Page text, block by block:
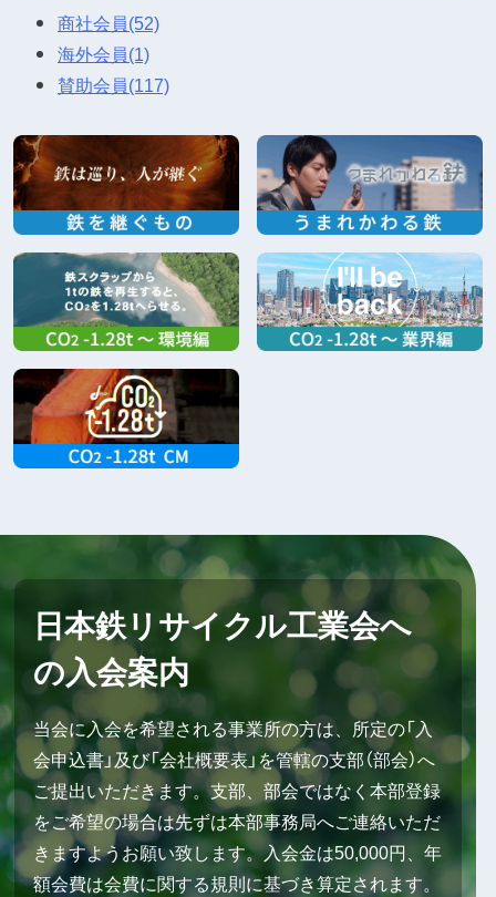
商社会員(52)
海外会員(1)
賛助会員(117)
日本鉄リサイクル工業会へ
の入会案内
当会に入会を希望される事業所の方は、所定の「入
会申込書」及び「会社概要表」を管轄の支部（部会）へ
ご提出いただきます。支部、部会ではなく本部登録
をご希望の場合は先ずは本部事務局へご連絡いただ
きますようお願い致します。入会金は50,000円、年
額会費は会費に関する規則に基づき算定されます。